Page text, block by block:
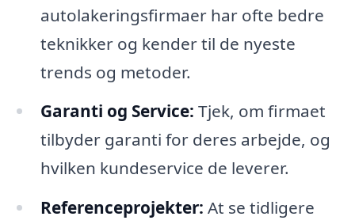
autolakeringsfirmaer har ofte bedre
teknikker og kender til de nyeste
trends og metoder.
Garanti og Service: Tjek, om firmaet
tilbyder garanti for deres arbejde, og
hvilken kundeservice de leverer.
Referenceprojekter: At se tidligere